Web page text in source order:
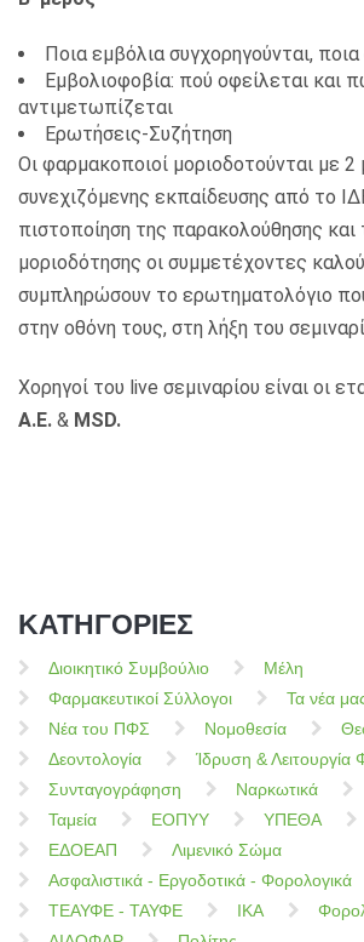
Ποια εμβόλια συγχορηγούνται, ποια
Εμβολιοφοβία: πού οφείλεται και
αντιμετωπίζεται
Ερωτήσεις-Συζήτηση
Οι φαρμακοποιοί μοριοδοτούνται με 2
συνεχιζόμενης εκπαίδευσης από το
πιστοποίηση της παρακολούθησης και
μοριοδότησης οι συμμετέχοντες
συμπληρώσουν το ερωτηματολόγιο
στην οθόνη τους, στη λήξη του
Χορηγοί του live σεμιναρίου είναι οι
Α.Ε. & MSD.
ΚΑΤΗΓΟΡΙΕΣ
Διοικητικό Συμβούλιο
Μέλη
Φαρμακευτικοί Σύλλογοι
Τα νέα
Νέα του ΠΦΣ
Νομοθεσία
Δεοντολογία
Ίδρυση & Λειτουργία
Συνταγογράφηση
Ναρκωτικά
Ταμεία
ΕΟΠΥΥ ΥΠΕΘΑ
ΕΔΟΕΑΠ
Λιμενικό Σώμα
Ασφαλιστικά - Εργοδοτικά - Φορολογικά
ΤΕΑΥΦΕ - ΤΑΥΦΕ
ΙΚΑ